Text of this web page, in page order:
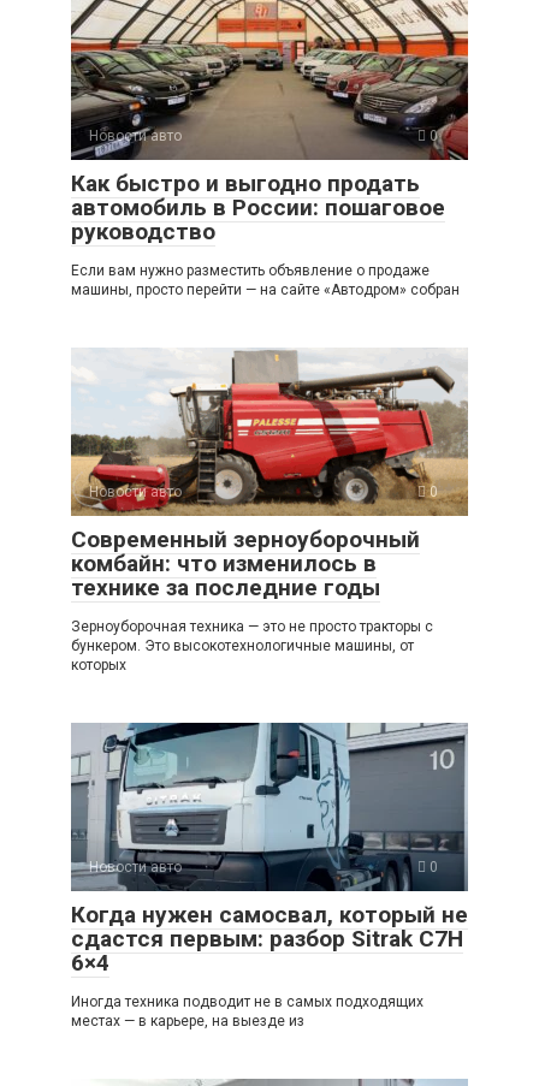
Новости авто 0
Как быстро и выгодно продать
автомобиль в России: пошаговое
руководство
Если вам нужно разместить объявление о продаже
машины, просто перейти — на сайте «Автодром» собран
Новости авто 0
Современный зерноуборочный
комбайн: что изменилось в
технике за последние годы
Зерноуборочная техника — это не просто тракторы с
бункером. Это высокотехнологичные машины, от
которых
Новости авто 0
Когда нужен самосвал, который не
сдастся первым: разбор Sitrak C7H
6×4
Иногда техника подводит не в самых подходящих
местах — в карьере, на выезде из